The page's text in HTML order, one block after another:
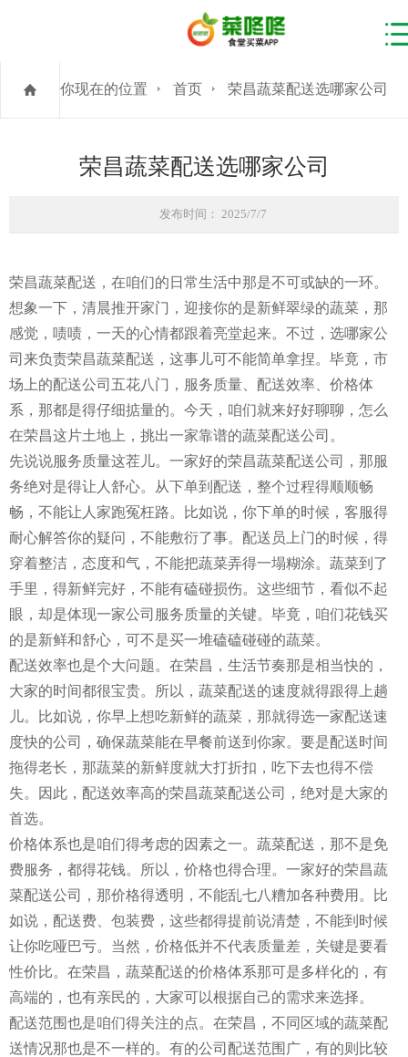
你现在的位置 首页 荣昌蔬菜配送选哪家公司
荣昌蔬菜配送选哪家公司
发布时间： 2025/7/7
荣昌蔬菜配送，在咱们的日常生活中那是不可或缺的一环。
想象一下，清晨推开家门，迎接你的是新鲜翠绿的蔬菜，那
感觉，啧啧，一天的心情都跟着亮堂起来。不过，选哪家公
司来负责荣昌蔬菜配送，这事儿可不能简单拿捏。毕竟，市
场上的配送公司五花八门，服务质量、配送效率、价格体
系，那都是得仔细掂量的。今天，咱们就来好好聊聊，怎么
在荣昌这片土地上，挑出一家靠谱的蔬菜配送公司。
先说说服务质量这茬儿。一家好的荣昌蔬菜配送公司，那服
务绝对是得让人舒心。从下单到配送，整个过程得顺顺畅
畅，不能让人家跑冤枉路。比如说，你下单的时候，客服得
耐心解答你的疑问，不能敷衍了事。配送员上门的时候，得
穿着整洁，态度和气，不能把蔬菜弄得一塌糊涂。蔬菜到了
手里，得新鲜完好，不能有磕碰损伤。这些细节，看似不起
眼，却是体现一家公司服务质量的关键。毕竟，咱们花钱买
的是新鲜和舒心，可不是买一堆磕磕碰碰的蔬菜。
配送效率也是个大问题。在荣昌，生活节奏那是相当快的，
大家的时间都很宝贵。所以，蔬菜配送的速度就得跟得上趟
儿。比如说，你早上想吃新鲜的蔬菜，那就得选一家配送速
度快的公司，确保蔬菜能在早餐前送到你家。要是配送时间
拖得老长，那蔬菜的新鲜度就大打折扣，吃下去也得不偿
失。因此，配送效率高的荣昌蔬菜配送公司，绝对是大家的
首选。
价格体系也是咱们得考虑的因素之一。蔬菜配送，那不是免
费服务，都得花钱。所以，价格也得合理。一家好的荣昌蔬
菜配送公司，那价格得透明，不能乱七八糟加各种费用。比
如说，配送费、包装费，这些都得提前说清楚，不能到时候
让你吃哑巴亏。当然，价格低并不代表质量差，关键是要看
性价比。在荣昌，蔬菜配送的价格体系那可是多样化的，有
高端的，也有亲民的，大家可以根据自己的需求来选择。
配送范围也是咱们得关注的点。在荣昌，不同区域的蔬菜配
送情况那也是不一样的。有的公司配送范围广，有的则比较